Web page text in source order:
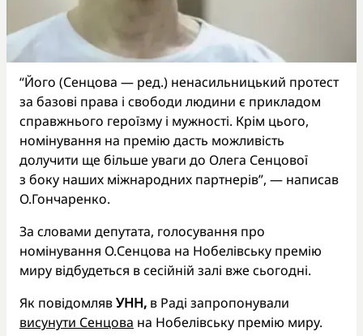
“Його (Сенцова — ред.) ненасильницький протест
за базові права і свободи людини є прикладом
справжнього героїзму і мужності. Крім цього,
номінування на премію дасть можливість
долучити ще більше уваги до Олега Сенцової
з боку наших міжнародних партнерів”, — написав
О.Гончаренко.
За словами депутата, голосування про
номінування О.Сенцова на Нобелівську премію
миру відбудеться в сесійній залі вже сьогодні.
Як повідомлявУНН, в Раді запропонували
висунути Сенцова на Нобелівську премію миру.